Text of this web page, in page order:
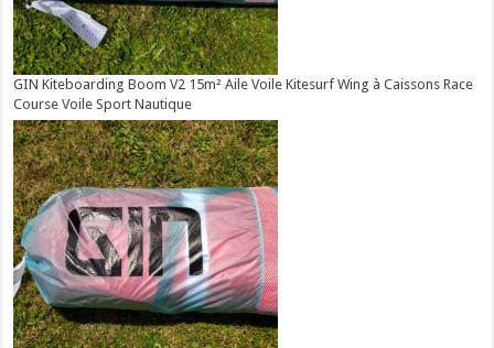
GIN Kiteboarding Boom V2 15m² Aile Voile Kitesurf Wing à Caissons Race
Course Voile Sport Nautique